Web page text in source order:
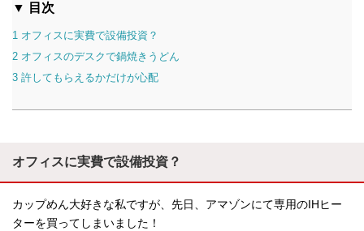
▼ 目次
1 オフィスに実費で設備投資？
2 オフィスのデスクで鍋焼きうどん
3 許してもらえるかだけが心配
オフィスに実費で設備投資？
カップめん大好きな私ですが、先日、アマゾンにて専用のIHヒー
ターを買ってしまいました！